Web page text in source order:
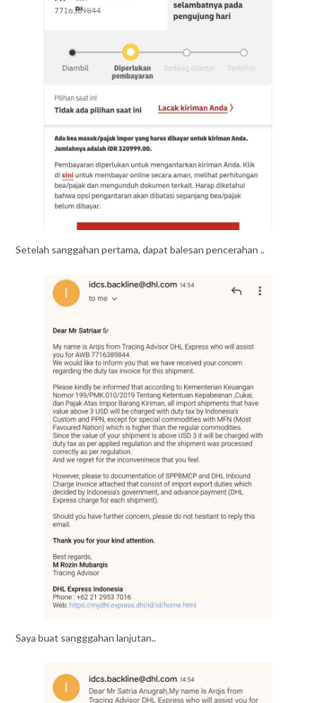
Setelah sanggahan pertama, dapat balesan pencerahan ..
Saya buat sangggahan lanjutan..